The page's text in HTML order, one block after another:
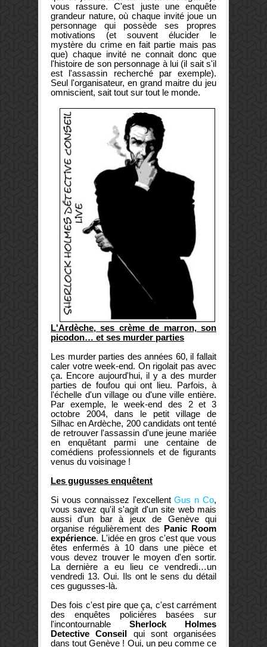
vous rassure. C'est juste une enquête
grandeur nature, où chaque invité joue un
personnage qui possède ses propres
motivations (et souvent élucider le
mystère du crime en fait partie mais pas
que) chaque invité ne connait donc que
l'histoire de son personnage à lui (il sait s'il
est l'assassin recherché par exemple).
Seul l'organisateur, en grand maitre du jeu
omniscient, sait tout sur tout le monde.
L'Ardèche, ses crème de marron, son
picodon… et ses murder parties
Les murder parties des années 60, il fallait
caler votre week-end. On rigolait pas avec
ça. Encore aujourd'hui, il y a des murder
parties de foufou qui ont lieu. Parfois, à
l'échelle d'un village ou d'une ville entière.
Par exemple, le week-end des 2 et 3
octobre 2004, dans le petit village de
Silhac en Ardèche, 200 candidats ont tenté
de retrouver l'assassin d'une jeune mariée
en enquêtant parmi une centaine de
comédiens professionnels et de figurants
venus du voisinage !
Les gugusses enquêtent
Si vous connaissez l'excellentGus n Co,
vous savez qu'il s'agit d'un site web mais
aussi d'un bar à jeux de Genève qui
organise régulièrement des Panic Room
expérience. L'idée en gros c'est que vous
êtes enfermés à 10 dans une pièce et
vous devez trouver le moyen d'en sortir.
La dernière a eu lieu ce vendredi…un
vendredi 13. Oui. Ils ont le sens du détail
ces gugusses-là.
Des fois c'est pire que ça, c'est carrément
des enquêtes policières basées sur
l'incontournable Sherlock Holmes
Detective Conseil qui sont organisées
dans tout Genève ! Oui, un peu comme ce